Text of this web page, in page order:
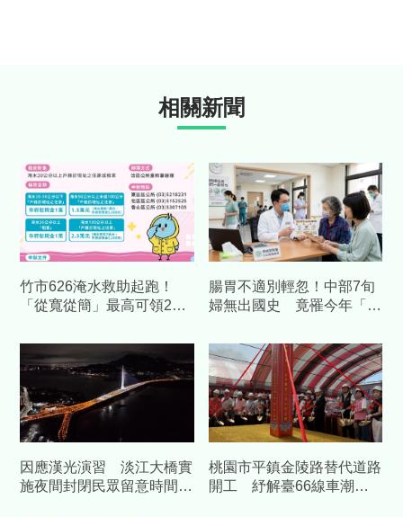
相關新聞
竹市626淹水救助起跑！
「從寬從簡」最高可領2萬
腸胃不適別輕忽！中部7旬
婦無出國史 竟罹今年「首
因應漢光演習 淡江大橋實
施夜間封閉民眾留意時間改
桃園市平鎮金陵路替代道路
開工 紓解臺66線車潮中